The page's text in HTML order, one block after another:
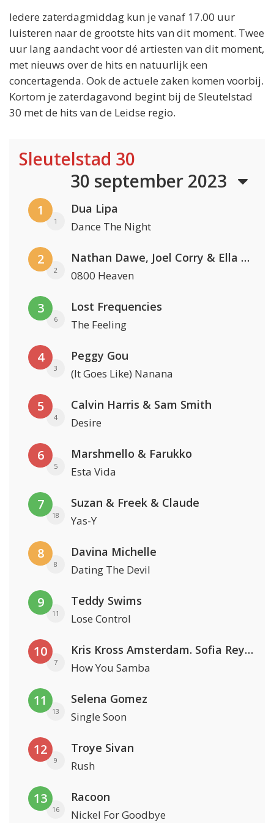
Iedere zaterdagmiddag kun je vanaf 17.00 uur
luisteren naar de grootste hits van dit moment. Twee
uur lang aandacht voor dé artiesten van dit moment,
met nieuws over de hits en natuurlijk een
concertagenda. Ook de actuele zaken komen voorbij.
Kortom je zaterdagavond begint bij de Sleutelstad
30 met de hits van de Leidse regio.
Sleutelstad 30
30 september 2023
1
1
Dua Lipa
Dance The Night
2
2
Nathan Dawe, Joel Corry & Ella Henderson
0800 Heaven
3
6
Lost Frequencies
The Feeling
4
3
Peggy Gou
(It Goes Like) Nanana
5
4
Calvin Harris & Sam Smith
Desire
6
5
Marshmello & Farukko
Esta Vida
7
18
Suzan & Freek & Claude
Yas-Y
8
8
Davina Michelle
Dating The Devil
9
11
Teddy Swims
Lose Control
10
7
Kris Kross Amsterdam. Sofia Reyes & Tinie Tempah
How You Samba
11
13
Selena Gomez
Single Soon
12
9
Troye Sivan
Rush
13
16
Racoon
Nickel For Goodbye